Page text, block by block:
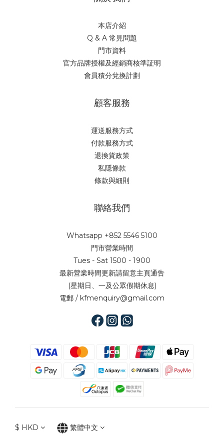
本店介紹
Q & A 常見問題
門市資料
官方品牌授權及經銷商核準証明
會員積分兌換計劃
顧客服務
運送服務方式
付款服務方式
退換貨政策
私隱條款
條款與細則
聯絡我們
Whatsapp +852 5546 5100
門市營業時間
Tues - Sat 1500 - 1900
最新營業時間更新請留意主頁通告
(星期日、一及公眾假期休息)
電郵 / kfmenquiry@gmail.com
$ HKD 繁體中文